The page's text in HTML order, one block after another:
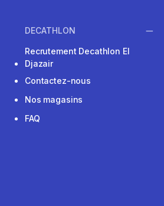
DECATHLON
Recrutement Decathlon El
Djazair
Contactez-nous
Nos magasins
FAQ